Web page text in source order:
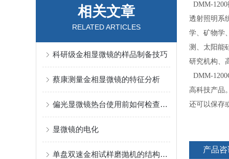
相关文章
RELATED ARTICLES
科研级金相显微镜的样品制备技巧
蔡康测量金相显微镜的特征分析
偏光显微镜热台使用前如何检查、使用后如何保养
显微镜的电化
单盘双速金相试样磨抛机的结构设计及操作规范
DMM-1200
透射照明系
学、矿物学
测、太阳能
研究机构、
DMM-
高科技产品
还可以保存
产品